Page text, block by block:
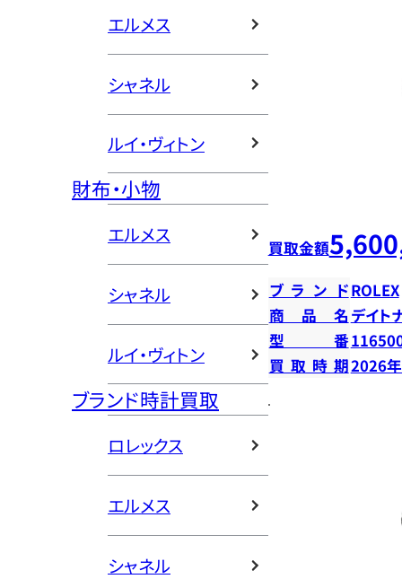
エルメス
シャネル
ルイ・ヴィトン
財布・小物
エルメス
シャネル
ルイ・ヴィトン
ブランド時計買取
ロレックス
エルメス
シャネル
買取金額
ブランドROLEX
商品名 デイト
型番
買取時期2026